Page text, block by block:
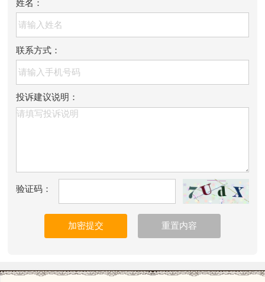
姓名：
联系方式：
投诉建议说明：
验证码：